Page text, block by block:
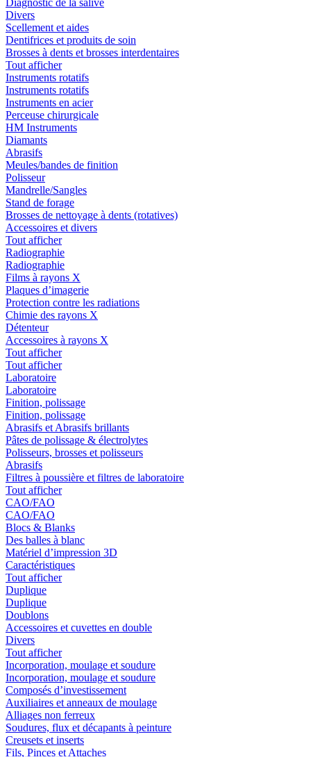
Diagnostic de la salive
Divers
Scellement et aides
Dentifrices et produits de soin
Brosses à dents et brosses interdentaires
Tout afficher
Instruments rotatifs
Instruments rotatifs
Instruments en acier
Perceuse chirurgicale
HM Instruments
Diamants
Abrasifs
Meules/bandes de finition
Polisseur
Mandrelle/Sangles
Stand de forage
Brosses de nettoyage à dents (rotatives)
Accessoires et divers
Tout afficher
Radiographie
Radiographie
Films à rayons X
Plaques d’imagerie
Protection contre les radiations
Chimie des rayons X
Détenteur
Accessoires à rayons X
Tout afficher
Tout afficher
Laboratoire
Laboratoire
Finition, polissage
Finition, polissage
Abrasifs et Abrasifs brillants
Pâtes de polissage & électrolytes
Polisseurs, brosses et polisseurs
Abrasifs
Filtres à poussière et filtres de laboratoire
Tout afficher
CAO/FAO
CAO/FAO
Blocs & Blanks
Des balles à blanc
Matériel d’impression 3D
Caractéristiques
Tout afficher
Duplique
Duplique
Doublons
Accessoires et cuvettes en double
Divers
Tout afficher
Incorporation, moulage et soudure
Incorporation, moulage et soudure
Composés d’investissement
Auxiliaires et anneaux de moulage
Alliages non ferreux
Soudures, flux et décapants à peinture
Creusets et inserts
Fils, Pinces et Attaches